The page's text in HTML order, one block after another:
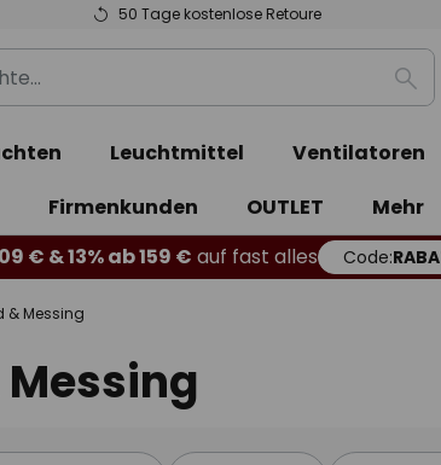
50 Tage kostenlose Retoure
Leuchtmittel Ventilatoren
Firmenkunden
OUTLET
Mehr
€ & 13% ab 159 € auf fast alles Code:
& Messing